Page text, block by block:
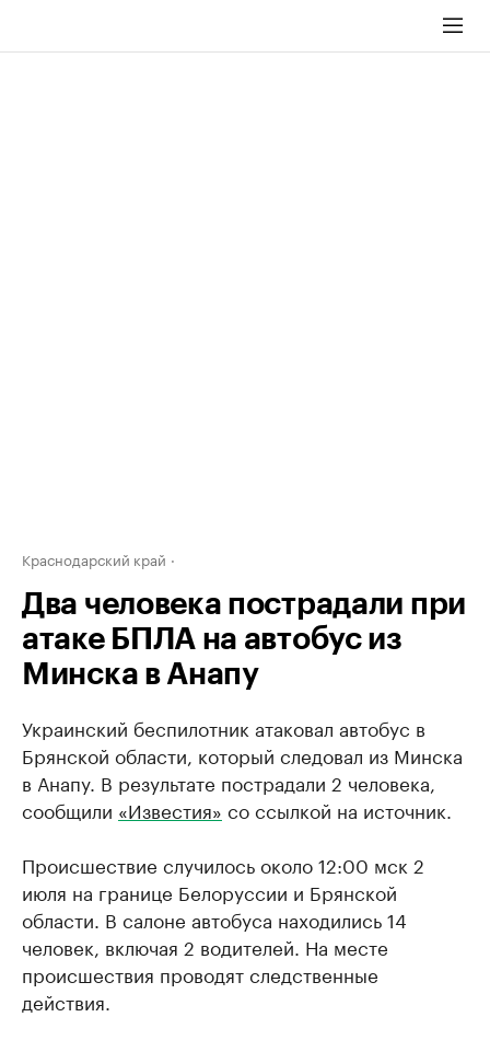
Краснодарский край
Два человека пострадали при
атаке БПЛА на автобус из
Минска в Анапу
Украинский беспилотник атаковал автобус в
Брянской области, который следовал из Минска
в Анапу. В результате пострадали 2 человека,
сообщили «Известия» со ссылкой на источник.
Происшествие случилось около 12:00 мск 2
июля на границе Белоруссии и Брянской
области. В салоне автобуса находились 14
человек, включая 2 водителей. На месте
происшествия проводят следственные
действия.